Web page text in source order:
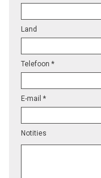
Land
Telefoon *
E-mail *
Notities